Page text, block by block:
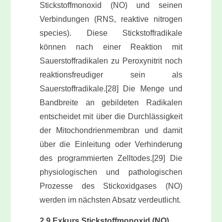
Stickstoffmonoxid (NO) und seinen
Verbindungen (RNS, reaktive nitrogen
species). Diese Stickstoffradikale
können nach einer Reaktion mit
Sauerstoffradikalen zu Peroxynitrit noch
reaktionsfreudiger sein als
Sauerstoffradikale.[28] Die Menge und
Bandbreite an gebildeten Radikalen
entscheidet mit über die Durchlässigkeit
der Mitochondrienmembran und damit
über die Einleitung oder Verhinderung
des programmierten Zelltodes.[29] Die
physiologischen und pathologischen
Prozesse des Stickoxidgases (NO)
werden im nächsten Absatz verdeutlicht.